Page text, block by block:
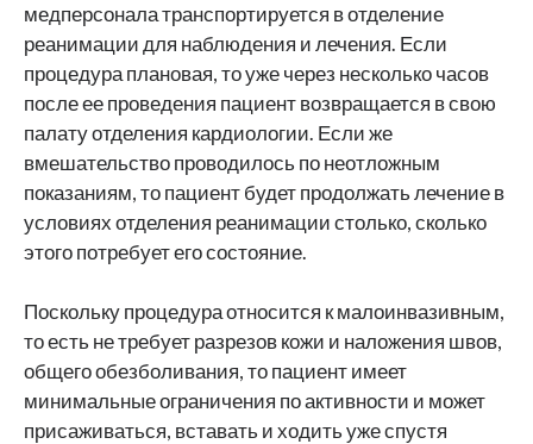
медперсонала транспортируется в отделение
реанимации для наблюдения и лечения. Если
процедура плановая, то уже через несколько часов
после ее проведения пациент возвращается в свою
палату отделения кардиологии. Если же
вмешательство проводилось по неотложным
показаниям, то пациент будет продолжать лечение в
условиях отделения реанимации столько, сколько
этого потребует его состояние.
Поскольку процедура относится к малоинвазивным,
то есть не требует разрезов кожи и наложения швов,
общего обезболивания, то пациент имеет
минимальные ограничения по активности и может
присаживаться, вставать и ходить уже спустя